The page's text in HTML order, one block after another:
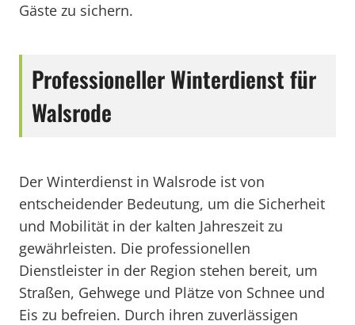
Gäste zu sichern.
Professioneller Winterdienst für
Walsrode
Der Winterdienst in Walsrode ist von
entscheidender Bedeutung, um die Sicherheit
und Mobilität in der kalten Jahreszeit zu
gewährleisten. Die professionellen
Dienstleister in der Region stehen bereit, um
Straßen, Gehwege und Plätze von Schnee und
Eis zu befreien. Durch ihren zuverlässigen